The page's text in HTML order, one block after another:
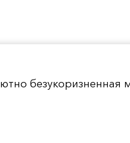
безукоризненная